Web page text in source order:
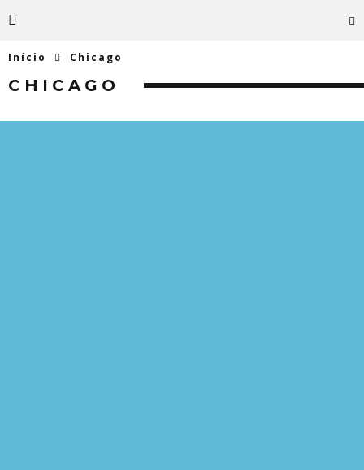
Início Chicago
CHICAGO